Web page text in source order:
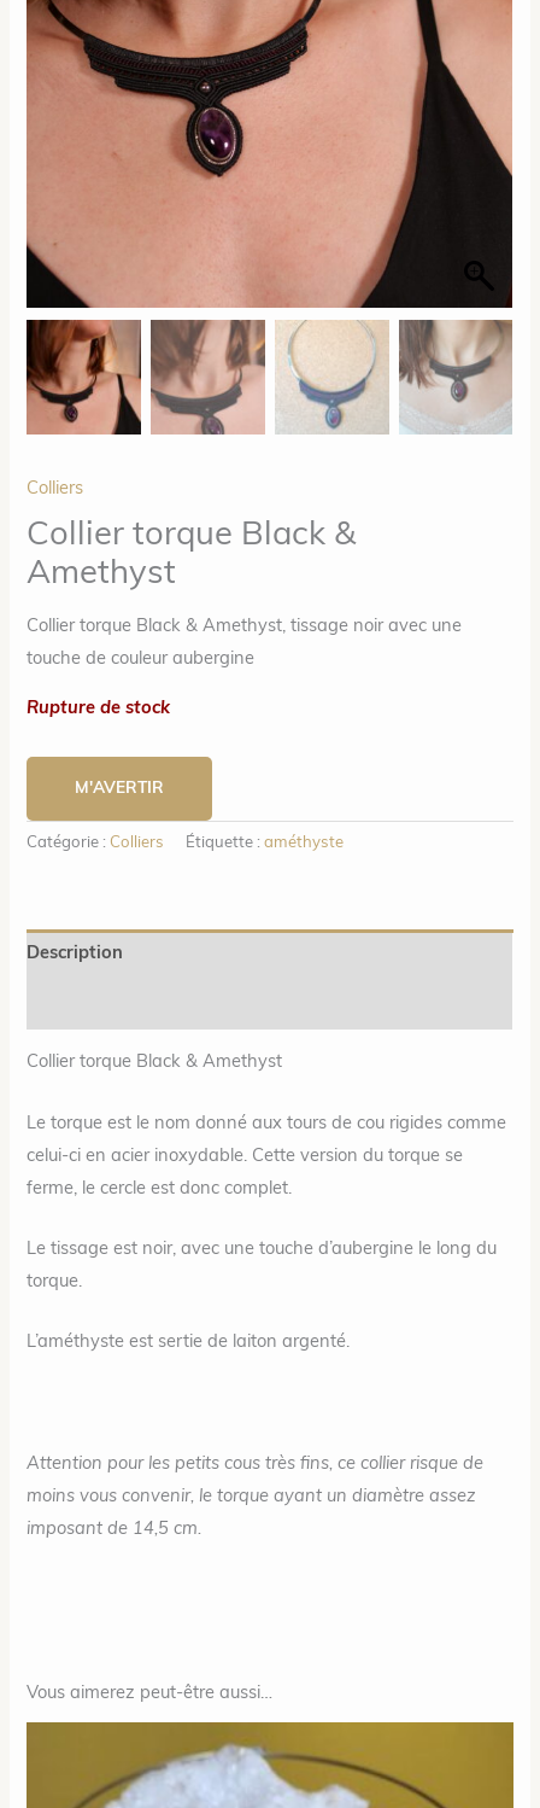
Colliers
Collier torque Black &
Amethyst
Collier torque Black & Amethyst, tissage noir avec une
touche de couleur aubergine
Rupture de stock
M'AVERTIR
Catégorie : Colliers Étiquette :améthyste
Description
Collier torque Black & Amethyst
Le torque est le nom donné aux tours de cou rigides comme
celui-ci en acier inoxydable. Cette version du torque se
ferme, le cercle est donc complet.
Le tissage est noir, avec une touche d’aubergine le long du
torque.
L’améthyste est sertie de laiton argenté.
Attention pour les petits cous très fins, ce collier risque de
moins vous convenir, le torque ayant un diamètre assez
imposant de 14,5 cm.
Vous aimerez peut-être aussi…